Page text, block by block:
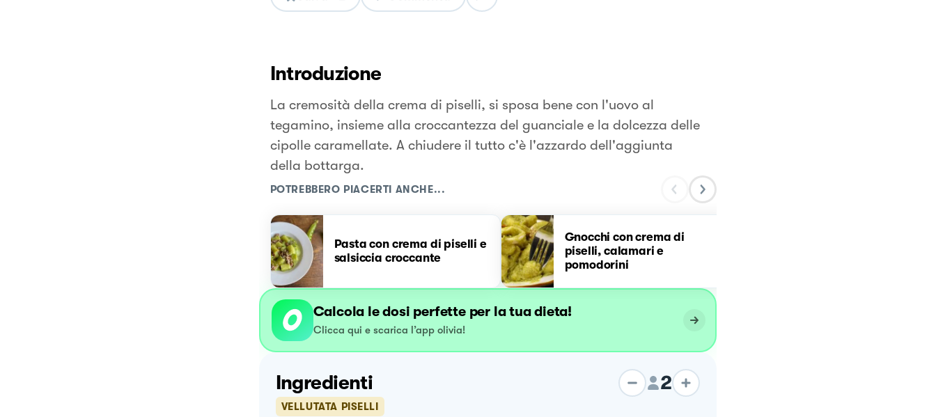
Introduzione
La cremosità della crema di piselli, si sposa bene con l'uovo al
tegamino, insieme alla croccantezza del guanciale e la dolcezza delle
cipolle caramellate. A chiudere il tutto c'è l'azzardo dell'aggiunta
della bottarga.
POTREBBERO PIACERTI ANCHE...
Pasta con crema di piselli e
salsiccia croccante
Gnocchi con crema di
piselli, calamari e
pomodorini
Calcola le dosi perfette per la tua dieta!
Clicca qui e scarica l’app olivia!
Ingredienti 2
VELLUTATA PISELLI